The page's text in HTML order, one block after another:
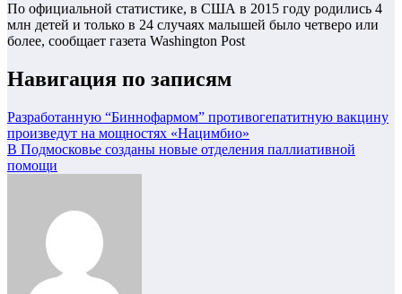
По официальной статистике, в США в 2015 году родились 4
млн детей и только в 24 случаях малышей было четверо или
более, сообщает газета Washington Post
Навигация по записям
Разработанную “Биннофармом” противогепатитную вакцину
произведут на мощностях «Нацимбио»
В Подмосковье созданы новые отделения паллиативной
помощи